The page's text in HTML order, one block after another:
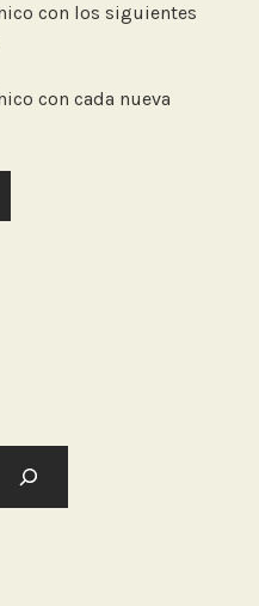
con los siguientes
con cada nueva